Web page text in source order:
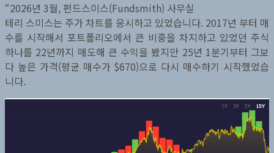
“2026년 3월, 펀드스미스(Fundsmith) 사무실
테리 스미스는 주가 차트를 응시하고 있었습니다. 2017년 부터 매
수를 시작해서 포트폴리오에서 큰 비중을 차지하고 있었던 주식
하나를 22년까지 매도해 큰 수익을 봤지만 25년 1분기부터 그보
다 높은 가격(평균 매수가 $670)으로 다시 매수하기 시작했었습
니다.